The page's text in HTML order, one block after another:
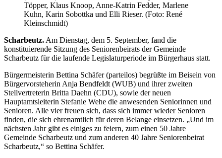
Töpper, Klaus Knoop, Anne-Katrin Fedder, Marlene
Kuhn, Karin Sobottka und Elli Rieser. (Foto: René
Kleinschmidt)
Scharbeutz. Am Dienstag, dem 5. September, fand die
konstituierende Sitzung des Seniorenbeirats der Gemeinde
Scharbeutz für die laufende Legislaturperiode im Bürgerhaus statt.
Bürgermeisterin Bettina Schäfer (parteilos) begrüßte im Beisein von
Bürgervorsteherin Anja Bendfeldt (WUB) und ihrer zweiten
Stellvertreterin Britta Daehn (CDU), sowie der neuen
Hauptamtsleiterin Stefanie Wehe die anwesenden Seniorinnen und
Senioren. Alle vier freuen sich, dass sich immer wieder Senioren
finden, die sich ehrenamtlich für deren Belange einsetzen. „Und im
nächsten Jahr gibt es einiges zu feiern, zum einen 50 Jahre
Gemeinde Scharbeutz und zum anderen 40 Jahre Seniorenbeirat
Scharbeutz,“ so Bettina Schäfer.